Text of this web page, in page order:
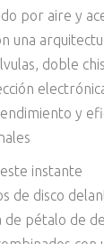
por aire y
una
doble
y
instante
de disco
de pétalo de